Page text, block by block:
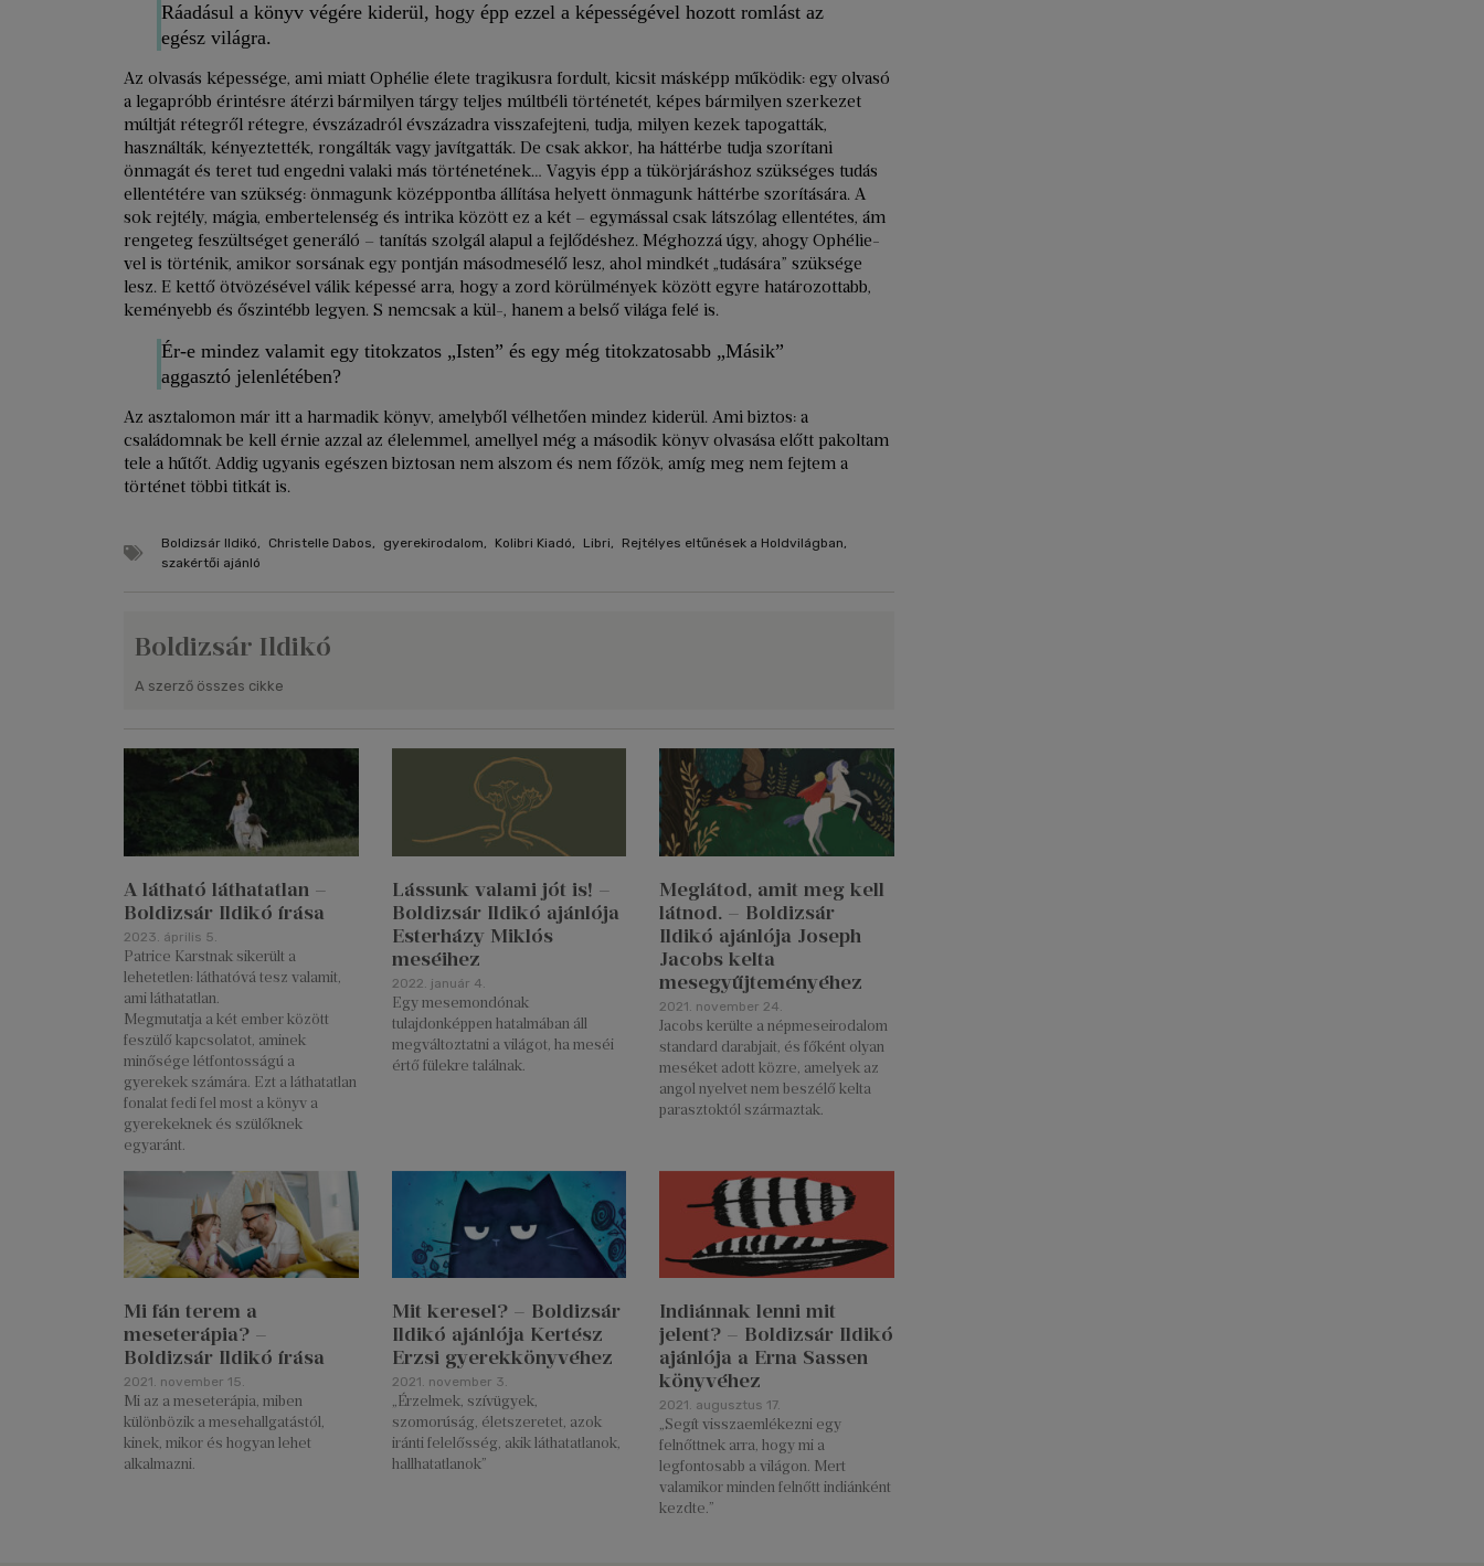
Ráadásul a könyv végére kiderül, hogy épp ezzel a képességével hozott romlást az
egész világra.
Az olvasás képessége, ami miatt Ophélie élete tragikusra fordult, kicsit másképp működik: egy olvasó
a legapróbb érintésre átérzi bármilyen tárgy teljes múltbéli történetét, képes bármilyen szerkezet
múltját rétegről rétegre, évszázadról évszázadra visszafejteni, tudja, milyen kezek tapogatták,
használták, kényeztették, rongálták vagy javítgatták. De csak akkor, ha háttérbe tudja szorítani
önmagát és teret tud engedni valaki más történetének… Vagyis épp a tükörjáráshoz szükséges tudás
ellentétére van szükség: önmagunk középpontba állítása helyett önmagunk háttérbe szorítására. A
sok rejtély, mágia, embertelenség és intrika között ez a két – egymással csak látszólag ellentétes, ám
rengeteg feszültséget generáló – tanítás szolgál alapul a fejlődéshez. Méghozzá úgy, ahogy Ophélie-
vel is történik, amikor sorsának egy pontján másodmesélő lesz, ahol mindkét „tudására” szüksége
lesz. E kettő ötvözésével válik képessé arra, hogy a zord körülmények között egyre határozottabb,
keményebb és őszintébb legyen. S nemcsak a kül-, hanem a belső világa felé is.
Ér-e mindez valamit egy titokzatos „Isten” és egy még titokzatosabb „Másik”
aggasztó jelenlétében?
Az asztalomon már itt a harmadik könyv, amelyből vélhetően mindez kiderül. Ami biztos: a
családomnak be kell érnie azzal az élelemmel, amellyel még a második könyv olvasása előtt pakoltam
tele a hűtőt. Addig ugyanis egészen biztosan nem alszom és nem főzök, amíg meg nem fejtem a
történet többi titkát is.
Boldizsár Ildikó Christelle Dabos gyerekirodalom Kolibri Kiadó Libri Rejtélyes eltűnések a Holdvilágban
szakértői ajánló
Boldizsár Ildikó
A szerző összes cikke
A látható láthatatlan –
Boldizsár Ildikó írása
2023. április 5.
Patrice Karstnak sikerült a
lehetetlen: láthatóvá tesz valamit,
ami láthatatlan.
Megmutatja a két ember között
feszülő kapcsolatot, aminek
minősége létfontosságú a
gyerekek számára. Ezt a láthatatlan
fonalat fedi fel most a könyv a
gyerekeknek és szülőknek
egyaránt.
Lássunk valami jót is! –
Boldizsár Ildikó ajánlója
Esterházy Miklós
meséihez
2022. január 4.
Egy mesemondónak
tulajdonképpen hatalmában áll
megváltoztatni a világot, ha meséi
értő fülekre találnak.
Meglátod, amit meg kell
látnod. – Boldizsár
Ildikó ajánlója Joseph
Jacobs kelta
mesegyűjteményéhez
2021. november 24.
Jacobs kerülte a népmeseirodalom
standard darabjait, és főként olyan
meséket adott közre, amelyek az
angol nyelvet nem beszélő kelta
parasztoktól származtak.
Mi fán terem a
meseterápia? –
Boldizsár Ildikó írása
2021. november 15.
Mi az a meseterápia, miben
különbözik a mesehallgatástól,
kinek, mikor és hogyan lehet
alkalmazni.
Mit keresel? – Boldizsár
Ildikó ajánlója Kertész
Erzsi gyerekkönyvéhez
2021. november 3.
„Érzelmek, szívügyek,
szomorúság, életszeretet, azok
iránti felelősség, akik láthatatlanok,
hallhatatlanok”
Indiánnak lenni mit
jelent? – Boldizsár Ildikó
ajánlója a Erna Sassen
könyvéhez
2021. augusztus 17.
„Segít visszaemlékezni egy
felnőttnek arra, hogy mi a
legfontosabb a világon. Mert
valamikor minden felnőtt indiánként
kezdte.”